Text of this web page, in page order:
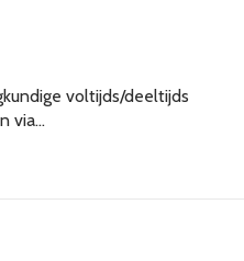
voltijds/deeltijds
via…